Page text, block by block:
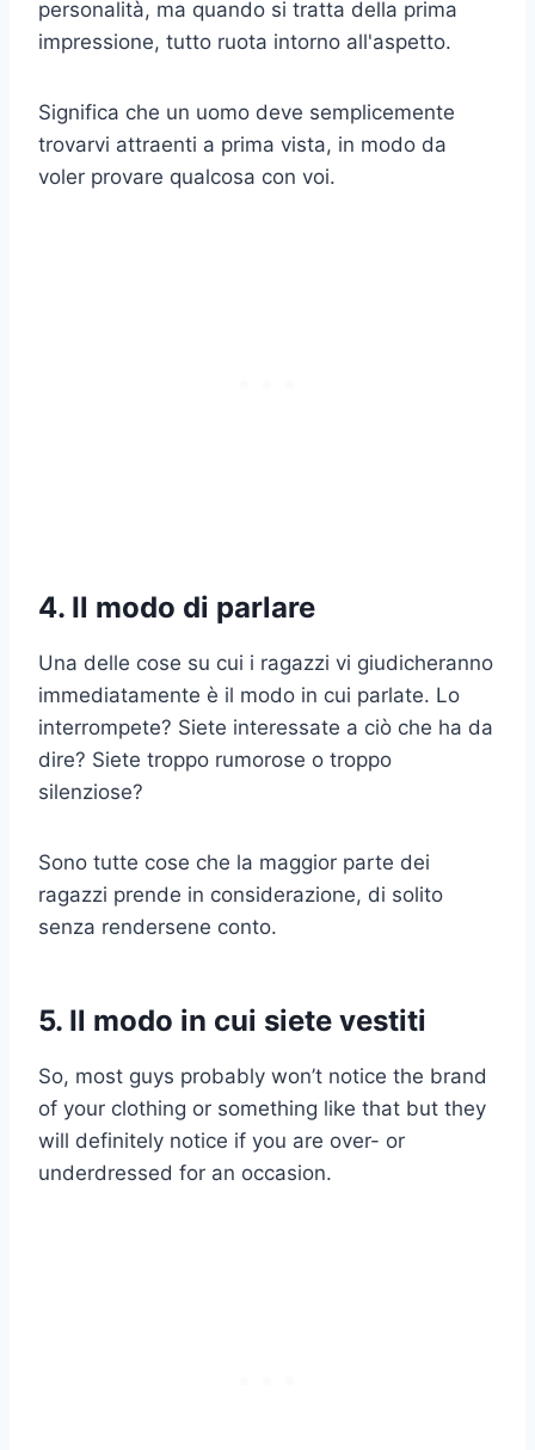
personalità, ma quando si tratta della prima
impressione, tutto ruota intorno all'aspetto.
Significa che un uomo deve semplicemente
trovarvi attraenti a prima vista, in modo da
voler provare qualcosa con voi.
4. Il modo di parlare
Una delle cose su cui i ragazzi vi giudicheranno
immediatamente è il modo in cui parlate. Lo
interrompete? Siete interessate a ciò che ha da
dire? Siete troppo rumorose o troppo
silenziose?
Sono tutte cose che la maggior parte dei
ragazzi prende in considerazione, di solito
senza rendersene conto.
5. Il modo in cui siete vestiti
So, most guys probably won’t notice the brand
of your clothing or something like that but they
will definitely notice if you are over- or
underdressed for an occasion.